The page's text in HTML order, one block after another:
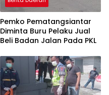
Pemko Pematangsiantar
Diminta Buru Pelaku Jual
Beli Badan Jalan Pada PKL